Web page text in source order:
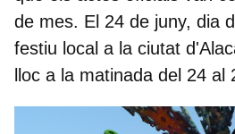
de mes. El 24 de juny, dia
festiu local a la ciutat
lloc a la matinada del 24 al